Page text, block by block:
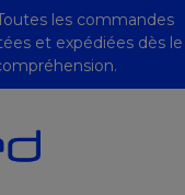
les commandes
et expédiées dès le